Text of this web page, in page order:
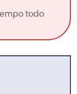
todo